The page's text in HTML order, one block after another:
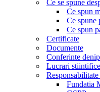
Ce se spune
Ce spun
Ce spune
Ce spun
Certificate
Documente
Conferinte
Lucrari stiintifice
Responsabilitate
Fundatia